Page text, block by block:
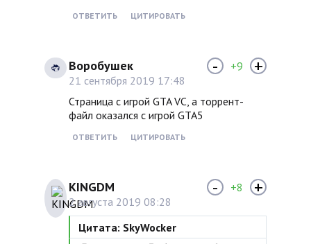
ОТВЕТИТЬ ЦИТИРОВАТЬ
Воробушек
21 сентября 2019 17:48
Страница с игрой GTA VC, а торрент-
файл оказался с игрой GTA5
ОТВЕТИТЬ ЦИТИРОВАТЬ
- +9 +
KINGDM
2 августа 2019 08:28
Цитата: SkyWocker
- +8 +